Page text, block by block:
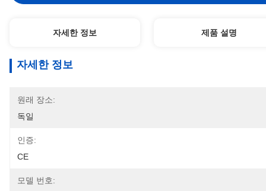
자세한 정보 제품 설명
자세한 정보
원래 장소:
독일
인증:
CE
모델 번호: